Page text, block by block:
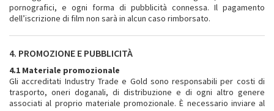
pornografici, e ogni forma di pubblicità connessa. Il pagamento
dell’iscrizione di film non sarà in alcun caso rimborsato.
4. PROMOZIONE E PUBBLICITÀ
4.1 Materiale promozionale
Gli accreditati Industry Trade e Gold sono responsabili per costi di
trasporto, oneri doganali, di distribuzione e di ogni altro genere
associati al proprio materiale promozionale. È necessario inviare al